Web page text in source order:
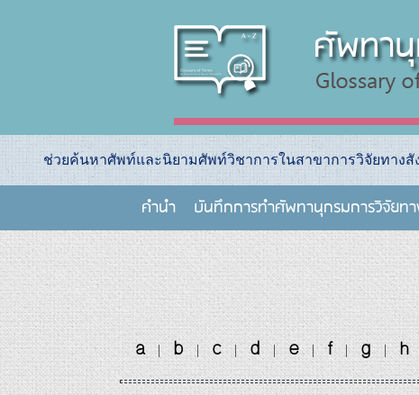
ช่วยค้นหาศัพท์และนิยามศัพท์วิชาการในสาขาการวิจัยทาง
คำนำ บันทึกการทําศัพทานุกรมการวิจัยท
a | b | c | d | e | f | g | h